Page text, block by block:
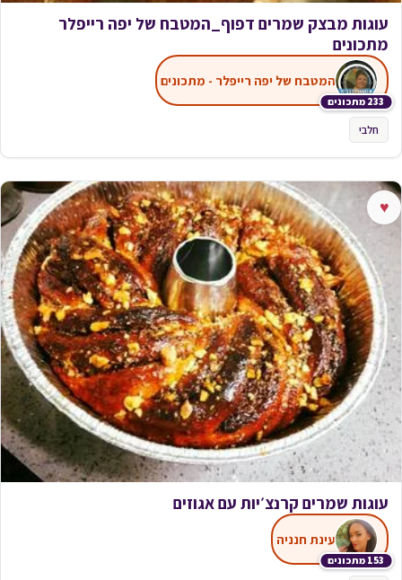
עוגות מבצק שמרים דפוף_המטבח של יפה רייפלר
מתכונים
233 מתכונים
המטבח של יפה רייפלר - מתכונים
חלבי
♥
עוגות שמרים קרנצ׳יות עם אגוזים
153 מתכונים
עינת חנניה